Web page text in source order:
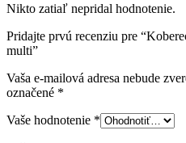
Nikto zatiaľ nepridal hodnotenie.
Pridajte prvú recenziu pre
multi”
Vaša e-mailová adresa nebude
označené *
Vaše hodnotenie *